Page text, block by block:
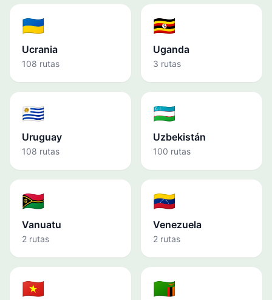
🇺🇦
Ucrania
108 rutas
🇺🇬
Uganda
3 rutas
🇺🇾
Uruguay
108 rutas
🇺🇿
Uzbekistán
100 rutas
🇻🇺
Vanuatu
2 rutas
🇻🇪
Venezuela
2 rutas
🇻🇳 🇿🇲